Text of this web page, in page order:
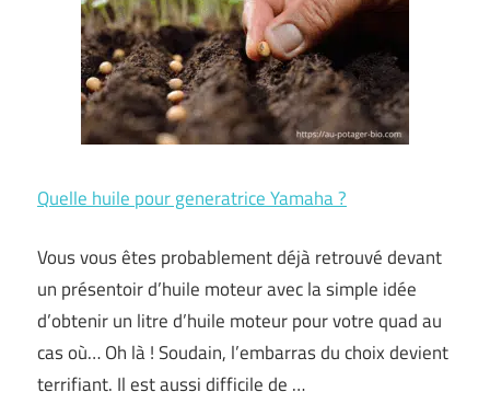
Quelle huile pour generatrice Yamaha ?
Vous vous êtes probablement déjà retrouvé devant
un présentoir d’huile moteur avec la simple idée
d’obtenir un litre d’huile moteur pour votre quad au
cas où… Oh là ! Soudain, l’embarras du choix devient
terrifiant. Il est aussi difficile de …